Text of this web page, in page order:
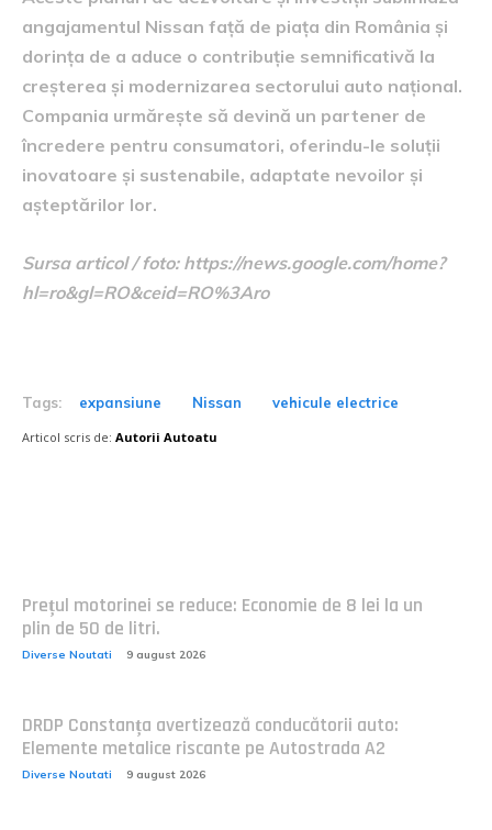
angajamentul Nissan față de piața din România și
dorința de a aduce o contribuție semnificativă la
creșterea și modernizarea sectorului auto național.
Compania urmărește să devină un partener de
încredere pentru consumatori, oferindu-le soluții
inovatoare și sustenabile, adaptate nevoilor și
așteptărilor lor.
Sursa articol / foto: https://news.google.com/home?
hl=ro&gl=RO&ceid=RO%3Aro
Tags: expansiune Nissan vehicule electrice
Articol scris de: Autorii Autoatu
Prețul motorinei se reduce: Economie de 8 lei la un
plin de 50 de litri.
Diverse Noutati 9 august 2026
DRDP Constanța avertizează conducătorii auto:
Elemente metalice riscante pe Autostrada A2
Diverse Noutati 9 august 2026